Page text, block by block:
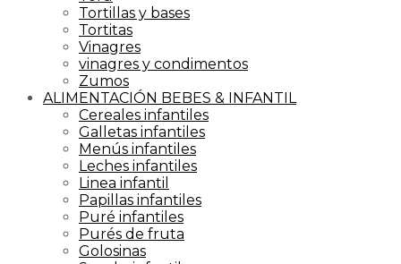
Tortillas y bases
Tortitas
Vinagres
vinagres y condimentos
Zumos
ALIMENTACIÓN BEBES & INFANTIL
Cereales infantiles
Galletas infantiles
Menús infantiles
Leches infantiles
Linea infantil
Papillas infantiles
Puré infantiles
Purés de fruta
Golosinas